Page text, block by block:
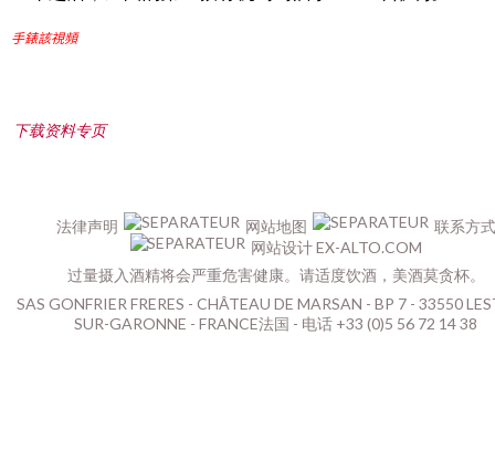
手錶該視頻
下载资料专页
法律声明 网站地图
联系方式
网站设计 EX-ALTO.COM
过量摄入酒精将会严重危害健康。请适度饮酒，美酒莫贪杯。
SAS GONFRIER FRERES - CHÂTEAU DE MARSAN - BP 7 - 33550
SUR-GARONNE - FRANCE法国 - 电话 +33 (0)5 56 72 14 38